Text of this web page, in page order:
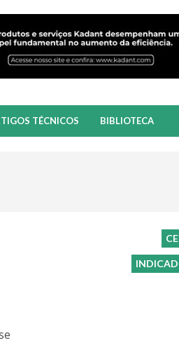
TÉCNICOS BIBLIOTECA